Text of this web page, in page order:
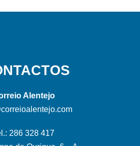
Alentejo
286 328 417